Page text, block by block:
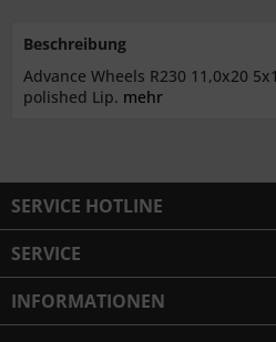
Beschreibung
Advance Wheels R230 11,0x20
polished Lip. mehr
SERVICE HOTLINE
SERVICE
INFORMATIONEN